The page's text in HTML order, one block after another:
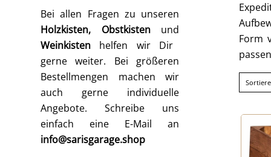
Form
Bei allen Fragen zu unseren
Holzkisten, Obstkisten und
Weinkisten helfen wir Dir
gerne weiter. Bei größeren
Bestellmengen machen wir
auch gerne individuelle
Angebote. Schreibe uns
einfach eine E-Mail an
info@sarisgarage.shop